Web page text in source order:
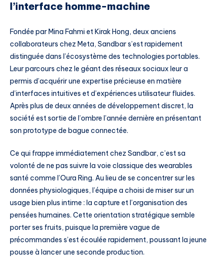
l’interface homme-machine
Fondée par Mina Fahmi et Kirak Hong, deux anciens
collaborateurs chez Meta, Sandbar s’est rapidement
distinguée dans l’écosystème des technologies portables.
Leur parcours chez le géant des réseaux sociaux leur a
permis d’acquérir une expertise précieuse en matière
d’interfaces intuitives et d’expériences utilisateur fluides.
Après plus de deux années de développement discret, la
société est sortie de l’ombre l’année dernière en présentant
son prototype de bague connectée.
Ce qui frappe immédiatement chez Sandbar, c’est sa
volonté de ne pas suivre la voie classique des wearables
santé comme l’Oura Ring. Au lieu de se concentrer sur les
données physiologiques, l’équipe a choisi de miser sur un
usage bien plus intime : la capture et l’organisation des
pensées humaines. Cette orientation stratégique semble
porter ses fruits, puisque la première vague de
précommandes s’est écoulée rapidement, poussant la jeune
pousse à lancer une seconde production.